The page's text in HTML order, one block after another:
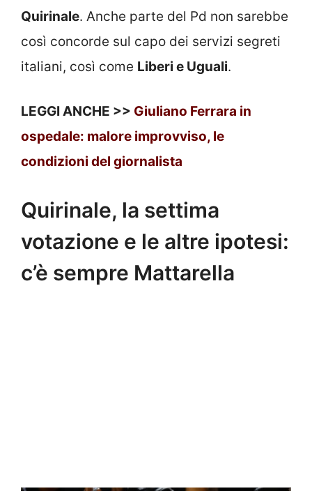
Quirinale. Anche parte del Pd non sarebbe
così concorde sul capo dei servizi segreti
italiani, così come Liberi e Uguali.
LEGGI ANCHE >> Giuliano Ferrara in
ospedale: malore improvviso, le
condizioni del giornalista
Quirinale, la settima
votazione e le altre ipotesi:
c’è sempre Mattarella